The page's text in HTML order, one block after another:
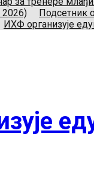
2026)
Подсетник
ИХФ организује